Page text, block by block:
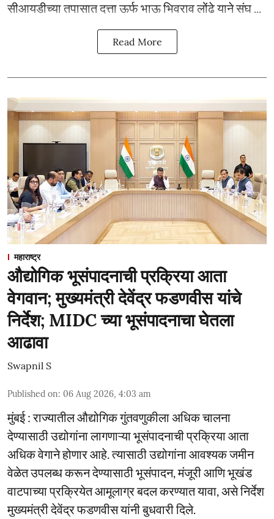
सीआयडीच्या तपासात दत्ता ऊर्फ भाऊ भिवराव लोंढे याने संघ ...
Read More
महाराष्ट्र
औद्योगिक भूसंपादनाची प्रक्रिया आता
वेगवान; मुख्यमंत्री देवेंद्र फडणवीस यांचे
निर्देश; MIDC च्या भूसंपादनाचा घेतला
आढावा
Swapnil S
Published on: 06 Aug 2026, 4:03 am
मुंबई : राज्यातील औद्योगिक गुंतवणुकीला अधिक चालना
देण्यासाठी उद्योगांना लागणाऱ्या भूसंपादनाची प्रक्रिया आता
अधिक वेगाने होणार आहे. त्यासाठी उद्योगांना आवश्यक जमीन
वेळेत उपलब्ध करून देण्यासाठी भूसंपादन, मंजूरी आणि भूखंड
वाटपाच्या प्रक्रियेत आमूलाग्र बदल करण्यात यावा, असे निर्देश
मुख्यमंत्री देवेंद्र फडणवीस यांनी बुधवारी दिले.